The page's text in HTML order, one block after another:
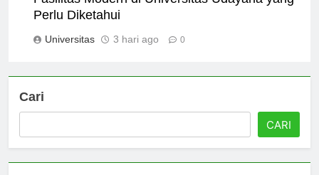
Fasilitas Modern di Universitas Udayana yang
Cari
CARI